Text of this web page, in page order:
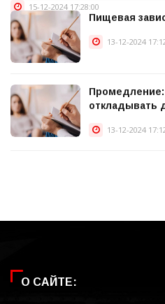
15-12-2024 17:28:00
Пищевая
13-12-2024
Промедление:
откладывать
13-12-2024
О САЙТЕ: